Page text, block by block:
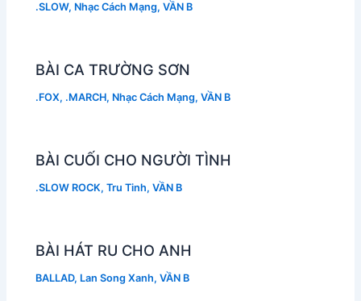
.SLOW, Nhạc Cách Mạng,VẦN B
BÀI CA TRƯỜNG SƠN
.FOX, .MARCH, Nhạc Cách Mạng,VẦN B
BÀI CUỐI CHO NGƯỜI TÌNH
.SLOW ROCK,Tru Tinh,VẦN B
BÀI HÁT RU CHO ANH
BALLAD, Lan Song Xanh,VẦN B